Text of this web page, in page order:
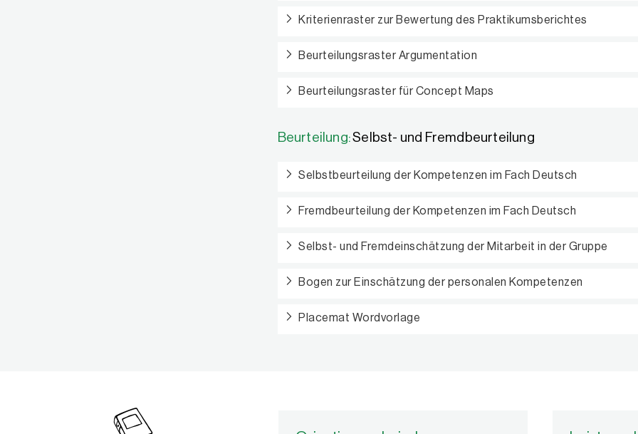
Kriterienraster zur Bewertung des Praktikumsberichtes
Beurteilungsraster Argumentation
Beurteilungsraster für Concept Maps
Beurteilung:Selbst- und Fremdbeurteilung
Selbstbeurteilung der Kompetenzen im Fach Deutsch
Fremdbeurteilung der Kompetenzen im Fach Deutsch
Selbst- und Fremdeinschätzung der Mitarbeit in der Gruppe
Bogen zur Einschätzung der personalen Kompetenzen
Placemat Wordvorlage